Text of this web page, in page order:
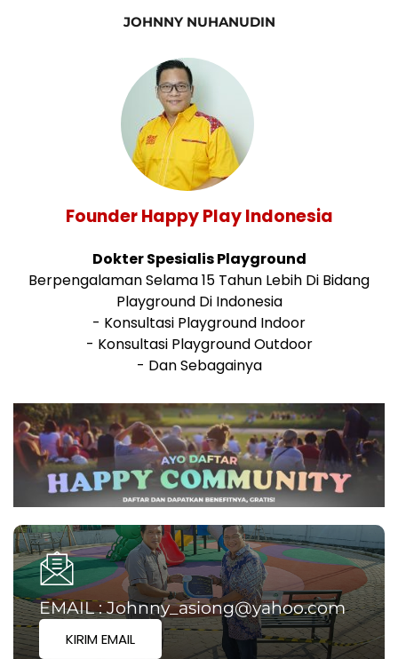
JOHNNY NUHANUDIN
Founder Happy Play Indonesia
Dokter Spesialis Playground
Berpengalaman Selama 15 Tahun Lebih Di Bidang
Playground Di Indonesia
- Konsultasi Playground Indoor
- Konsultasi Playground Outdoor
- Dan Sebagainya
EMAIL : Johnny_asiong@yahoo.com
KIRIM EMAIL